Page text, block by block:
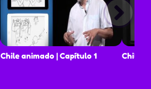
Chile animado | Capítulo 1 Chile